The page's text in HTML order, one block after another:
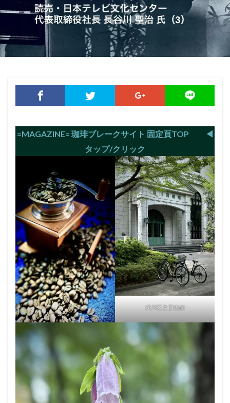
=MAGAZINE= 珈琲ブレークサイト 固定頁TOP ◀︎
タップ/クリック
深川区立図書館